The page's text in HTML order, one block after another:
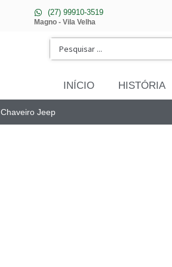
(27) 99910-3519
Magno - Vila Velha
INÍCIO HISTÓRIA
Chaveiro Jeep